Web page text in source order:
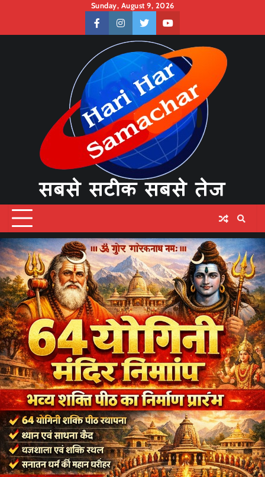
content
Sunday, August 9, 2026
facebookinstagramtwitteryoutube